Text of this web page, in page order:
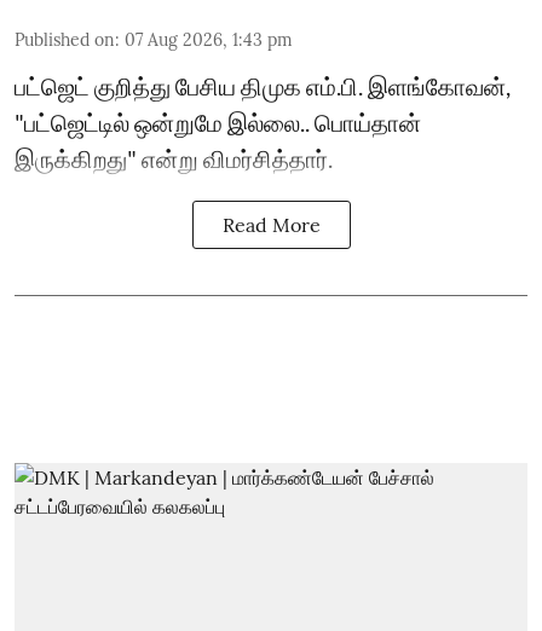
Published on: 07 Aug 2026, 1:43 pm
பட்ஜெட் குறித்து பேசிய திமுக எம்.பி. இளங்கோவன்,
"பட்ஜெட்டில் ஒன்றுமே இல்லை.. பொய்தான்
இருக்கிறது" என்று விமர்சித்தார்.
Read More